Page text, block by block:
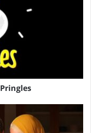
Pringles سبیل هایش را می زند